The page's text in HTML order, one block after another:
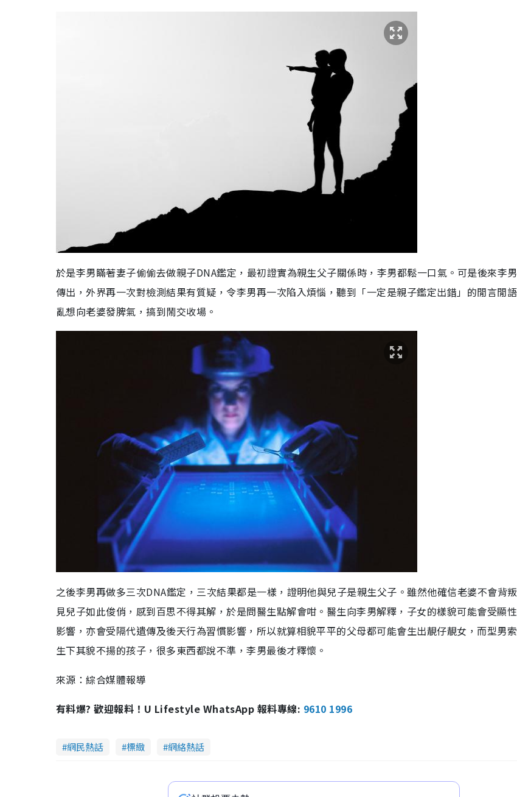
於是李男瞞著妻子偷偷去做親子DNA鑑定，最初證實為親生父子關係時，李男都鬆一口氣。可是後來李
傳出，外界再一次對檢測結果有質疑，令李男再一次陷入煩惱，聽到「一定是親子鑑定出錯」的閒言閒
亂想向老婆發脾氣，搞到鬧交收場。
之後李男再做多三次DNA鑑定，三次結果都是一樣，證明他與兒子是親生父子。雖然他確信老婆不會背
見兒子如此俊俏，感到百思不得其解，於是問醫生點解會咁。醫生向李男解釋，子女的樣貌可能會受顯
影響，亦會受隔代遺傳及後天行為習慣影響，所以就算相貌平平的父母都可能會生出靚仔靚女，而型男
生下其貌不揚的孩子，很多東西都說不準，李男最後才釋懷。
來源：綜合媒體報導
有料爆? 歡迎報料！U Lifestyle WhatsApp 報料專線: 9610 1996
網民熱話 標緻 網絡熱話